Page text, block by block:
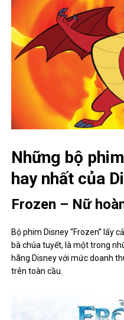
Những bộ
hay nhất của
Frozen – Nữ
Bộ phim Disney “Frozen” lấy
bà chúa tuyết, là một trong
hãng Disney với mức doanh
trên toàn cầu.